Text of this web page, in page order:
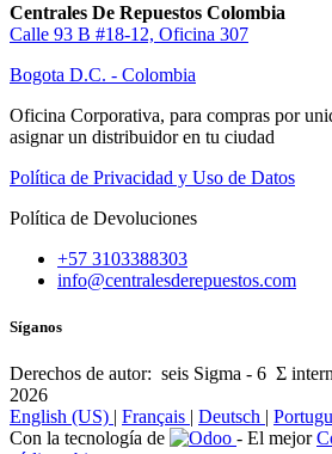
Centrales De Repuestos Colombia
Calle 93 B #18-12, Oficina 307
Bogota D.C. - Colombia
Oficina Corporativa, para compras por
asignar un distribuidor en tu ciudad
Política de Privacidad y Uso de Datos
Política de Devoluciones
+57 3103388303
info@centralesderepuestos.com
Síganos
Derechos de autor: seis Sigma - 6 Σ
2026
English (US) | Français | Deutsch |
Con la tecnología de
- El mejor